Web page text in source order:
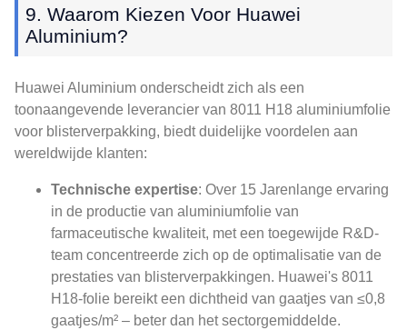
9. Waarom Kiezen Voor Huawei
Aluminium?
Huawei Aluminium onderscheidt zich als een
toonaangevende leverancier van 8011 H18 aluminiumfolie
voor blisterverpakking, biedt duidelijke voordelen aan
wereldwijde klanten:
Technische expertise: Over 15 Jarenlange ervaring
in de productie van aluminiumfolie van
farmaceutische kwaliteit, met een toegewijde R&D-
team concentreerde zich op de optimalisatie van de
prestaties van blisterverpakkingen. Huawei's 8011
H18-folie bereikt een dichtheid van gaatjes van ≤0,8
gaatjes/m² – beter dan het sectorgemiddelde.